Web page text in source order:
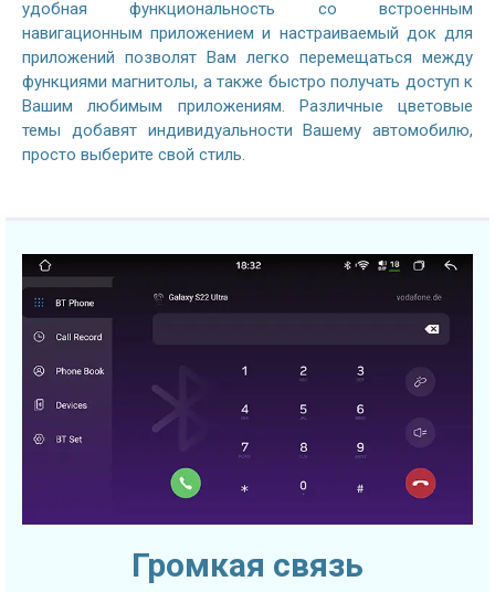
удобная функциональность со встроенным
навигационным приложением и настраиваемый док для
приложений позволят Вам легко перемещаться между
функциями магнитолы, а также быстро получать доступ к
Вашим любимым приложениям. Различные цветовые
темы добавят индивидуальности Вашему автомобилю,
просто выберите свой стиль.
Громкая связь